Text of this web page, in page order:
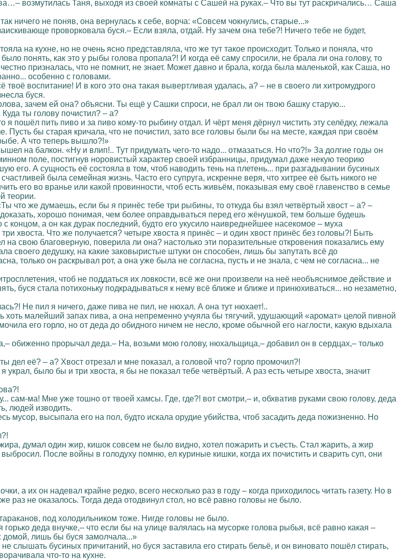
возмутилась Таня, выходя из своей комнаты с Сашей на руках.– Что вы тут раскричались… Саша
ничего не поняв, она вернулась к себе, ворча: «Совсем чокнулись, старые...»
проворковала буся.– Если взяла, отдай. Ну зачем она тебе?! Ничего тебе не будет,
на кухне, но не очень ясно представляла, что же тут такое происходит. Только и поняла, что
понять, как это у рыбы голова пропала?! И когда её саму спросили, не брала ли она голову, то
призналась, что не помнит, не знает. Может давно и брала, когда была маленькой, как Саша, но
особенно с головами.
воспитание! И в кого это она такая вывертливая удалась, а? – не в своего ли хитромудрого
буся.
зачем ей она? объясни. Ты ещё у Сашки спроси, не брал ли он твою башку старую...
ты голову почистил? – а?
я пошёл пить пиво и за пиво кому-то рыбину отдал. И чёрт меня дёрнул чистить эту селёдку, лежала
Пусть бы старая кричала, что не почистил, зато все головы были бы на месте, каждая при своём
А что теперь вышло?!»
на балкон. «Ну и влип!.. Тут придумать чего-то надо... отмазаться. Но что?!» За долгие годы он
поле, постигнув норовистый характер своей избранницы, придумал даже некую теорию
его. А сущность её состояла в том, чтоб наводить тень на плетень... при разгадывании бусиных
была семейная жизнь. Часто его супруга, искренне веря, что хитрее её быть никого не
его во вранье или какой провинности, чтоб есть живьём, показывая ему своё главенство в семье
теории.
что же думаешь, если бы я принёс тебе три рыбины, то откуда бы взял четвёртый хвост – а? –
хорошо понимая, чем более оправдываться перед его жёнушкой, тем больше будешь
концом, а он как дурак последний, будто его укусило наивреднейшее насекомое – муха
хвоста. Что же получается? четыре хвоста я принёс – и один хвост принёс без головы?! Быть
на свою благоверную, поверила ли она? настолько эти поразительные откровения показались ему
своего дедушку, на какие заковыристые штуки он способен, лишь бы запутать всё до
только он раскрывал рот, а она уже была не согласна, пусть и не знала, с чем не согласна... не
чтоб не поддаться их ловкости, всё же они произвели на неё необъяснимое действие и
буся стала потихоньку подкрадываться к нему всё ближе и ближе и принюхиваться... но незаметно,
Не пил я ничего, даже пива не пил, не нюхал. А она тут нюхает!..
хоть малейший запах пива, а она непременно учуяла бы тягучий, удушающий «аромат» целой пивной
его горло, но от деда до обидного ничем не несло, кроме обычной его наглости, какую вдыхала
обиженно прорычал деда.– На, возьми мою голову, нюхальщица,– добавил он в сердцах,– только
дел её? – а? Хвост отрезал и мне показал, а головой что? горло промочил?!
было бы и три хвоста, я бы не показал тебе четвёртый. А раз есть четыре хвоста, значит
сам-ма! Мне уже тошно от твоей хамсы. Где, где?! вот смотри,– и, обхватив руками свою голову, деда
людей изводить.
мусор, высыпала его на пол, будто искала орудие убийства, чтоб засадить деда пожизненно. Но
думал один жир, кишок совсем не было видно, хотел пожарить и съесть. Стал жарить, а жир
После войны в голодуху помню, ел куриные кишки, когда их почистить и сварить суп, они
а их он надевал крайне редко, всего несколько раз в году – когда приходилось читать газету. Но в
раз не оказалось. Тогда деда отодвинул стол, но всё равно головы не было.
под холодильником тоже. Нигде головы не было.
деда внучке,– что если бы на улице валялась на мусорке голова рыбья, всё равно какая –
домой, лишь бы буся замолчала...»
слышать бусиных причитаний, но буся заставила его стирать бельё, и он виновато пошёл стирать,
что-то на кухне.